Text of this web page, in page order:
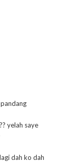
yelah saye
dah ko dah